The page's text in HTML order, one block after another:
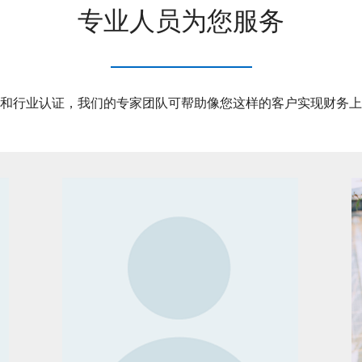
专业人员为您服务
行业认证，我们的专家团队可帮助像您这样的客户实现财务